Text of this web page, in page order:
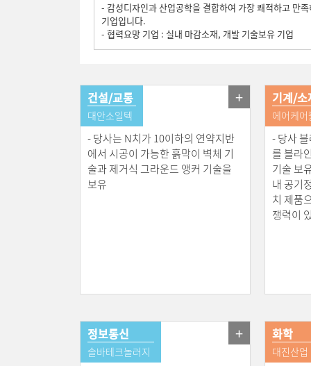
- 감성디자인과 산업공학을 결합하여 가장 쾌적하고 만
기업입니다.
- 협력요망 기업 : 실내 마감소재, 개발 기술보유 기업
- 당사의 충전기 제품은 기존의 충전기와 달리 전력부
- 당사의 멀티링크(Multi-Link Suspension)와 흡·배기
경쟁력을 가짐
- 자동차와 관련된 부품 개발 및 튜닝(Tuning) 산업의 기
- 소상공인을 대상으로한 서비스 홍보
- 당사는 선박, 해양 및 특수 케이블 전문 업체로서 선박,
- 선박, 해양 분야 이외에 철도차량용, 원자력용, 이동용,
- 당사는 IT와 BT기술을 결합한 융합 과제들을 발굴하
건설/교통
대안소일텍
- 당사는 N치가 10이하의 연약지반
에서 시공이 가능한 흙막이 벽체 기
술과 제거식 그라운드 앵커 기술을
보유
+ 기계/소
에어케
- 당사
를 블라
기술 보
내 공기
치 제품
쟁력이
정보통신
솔바테크놀러지
+ 화학
대진산업